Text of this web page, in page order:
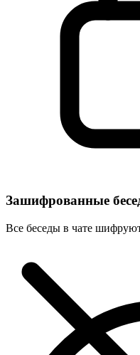
Зашифрованные
Все беседы в чате